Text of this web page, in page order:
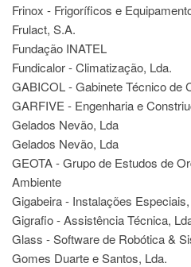
Frinox - Frigoríficos e
Frulact, S.A.
Fundação INATEL
Fundicalor - Climatização, Lda.
GABICOL - Gabinete Técnico de
GARFIVE - Engenharia e
Gelados Nevão, Lda
Gelados Nevão, Lda
GEOTA - Grupo de Estudos de
Ambiente
Gigabeira - Instalações
Gigrafio - Assistência Técnica,
Glass - Software de Robótica &
Gomes Duarte e Santos, Lda.